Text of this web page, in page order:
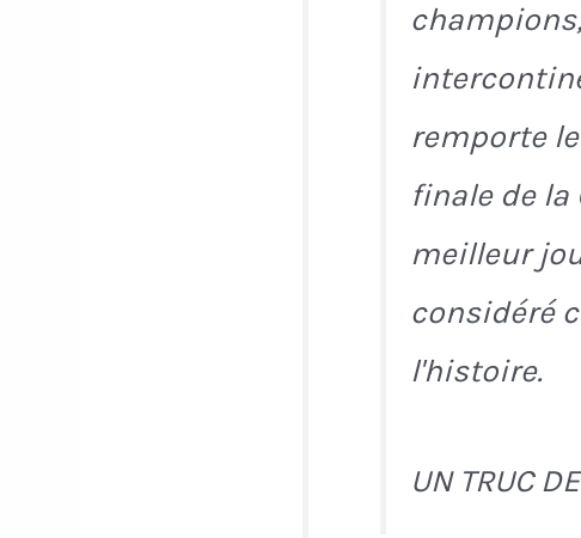
remporte
finale de la
meilleur
considéré
l'histoire.
UN TRUC